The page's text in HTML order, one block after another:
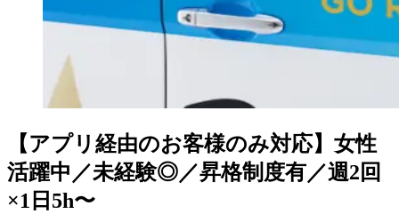
【アプリ経由のお客様のみ対応】女性
活躍中／未経験◎／昇格制度有／週2回
×1日5h〜